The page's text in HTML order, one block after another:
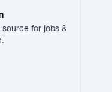
source for jobs &